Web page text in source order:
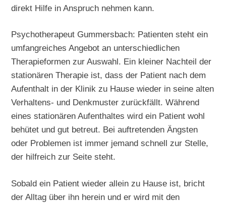
direkt Hilfe in Anspruch nehmen kann.
Psychotherapeut Gummersbach: Patienten steht ein
umfangreiches Angebot an unterschiedlichen
Therapieformen zur Auswahl. Ein kleiner Nachteil der
stationären Therapie ist, dass der Patient nach dem
Aufenthalt in der Klinik zu Hause wieder in seine alten
Verhaltens- und Denkmuster zurückfällt. Während
eines stationären Aufenthaltes wird ein Patient wohl
behütet und gut betreut. Bei auftretenden Ängsten
oder Problemen ist immer jemand schnell zur Stelle,
der hilfreich zur Seite steht.
Sobald ein Patient wieder allein zu Hause ist, bricht
der Alltag über ihn herein und er wird mit den